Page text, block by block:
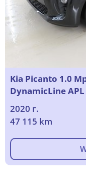
Kia Picanto 1.0
DynamicLine APL
2020 г.
47 115 km